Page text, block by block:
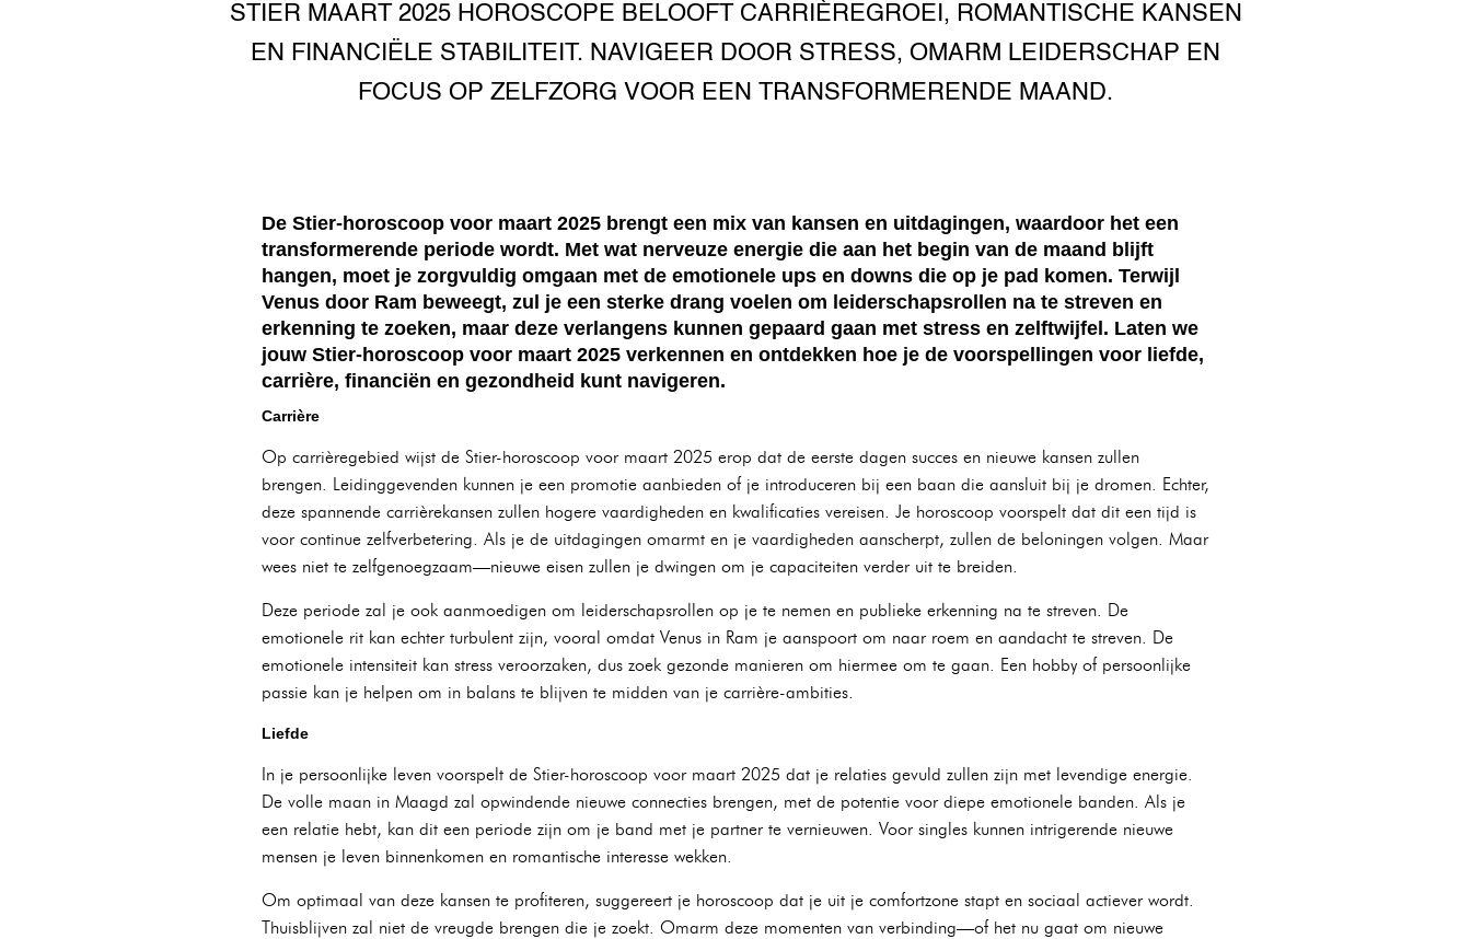
STIER MAART 2025 HOROSCOPE BELOOFT CARRIÈREGROEI, ROMANTISCHE KANSEN
EN FINANCIËLE STABILITEIT. NAVIGEER DOOR STRESS, OMARM LEIDERSCHAP EN
FOCUS OP ZELFZORG VOOR EEN TRANSFORMERENDE MAAND.
De Stier-horoscoop voor maart 2025 brengt een mix van kansen en uitdagingen, waardoor het een
transformerende periode wordt. Met wat nerveuze energie die aan het begin van de maand blijft
hangen, moet je zorgvuldig omgaan met de emotionele ups en downs die op je pad komen. Terwijl
Venus door Ram beweegt, zul je een sterke drang voelen om leiderschapsrollen na te streven en
erkenning te zoeken, maar deze verlangens kunnen gepaard gaan met stress en zelftwijfel. Laten we
jouw Stier-horoscoop voor maart 2025 verkennen en ontdekken hoe je de voorspellingen voor liefde,
carrière, financiën en gezondheid kunt navigeren.
Carrière
Op carrièregebied wijst de Stier-horoscoop voor maart 2025 erop dat de eerste dagen succes en nieuwe kansen zullen
brengen. Leidinggevenden kunnen je een promotie aanbieden of je introduceren bij een baan die aansluit bij je dromen. Echter,
deze spannende carrièrekansen zullen hogere vaardigheden en kwalificaties vereisen. Je horoscoop voorspelt dat dit een tijd is
voor continue zelfverbetering. Als je de uitdagingen omarmt en je vaardigheden aanscherpt, zullen de beloningen volgen. Maar
wees niet te zelfgenoegzaam—nieuwe eisen zullen je dwingen om je capaciteiten verder uit te breiden.
Deze periode zal je ook aanmoedigen om leiderschapsrollen op je te nemen en publieke erkenning na te streven. De
emotionele rit kan echter turbulent zijn, vooral omdat Venus in Ram je aanspoort om naar roem en aandacht te streven. De
emotionele intensiteit kan stress veroorzaken, dus zoek gezonde manieren om hiermee om te gaan. Een hobby of persoonlijke
passie kan je helpen om in balans te blijven te midden van je carrière-ambities.
Liefde
In je persoonlijke leven voorspelt de Stier-horoscoop voor maart 2025 dat je relaties gevuld zullen zijn met levendige energie.
De volle maan in Maagd zal opwindende nieuwe connecties brengen, met de potentie voor diepe emotionele banden. Als je
een relatie hebt, kan dit een periode zijn om je band met je partner te vernieuwen. Voor singles kunnen intrigerende nieuwe
mensen je leven binnenkomen en romantische interesse wekken.
Om optimaal van deze kansen te profiteren, suggereert je horoscoop dat je uit je comfortzone stapt en sociaal actiever wordt.
Thuisblijven zal niet de vreugde brengen die je zoekt. Omarm deze momenten van verbinding—of het nu gaat om nieuwe